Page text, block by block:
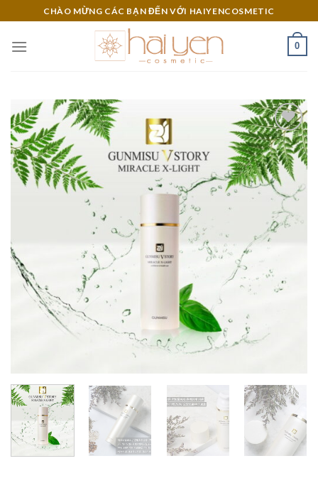
content
CHÀO MỪNG CÁC BẠN ĐẾN VỚI HAIYENCOSMETIC
0
Add to
Wishlist